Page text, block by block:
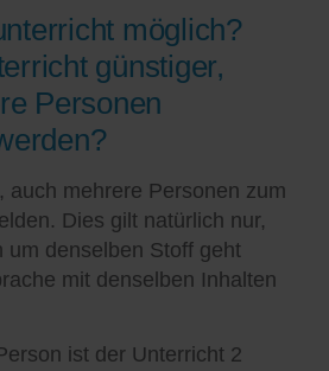
möglich?
günstiger,
Personen
auch mehrere Personen zum
Dies gilt natürlich nur,
um denselben Stoff geht
mit denselben Inhalten
ist der Unterricht 2